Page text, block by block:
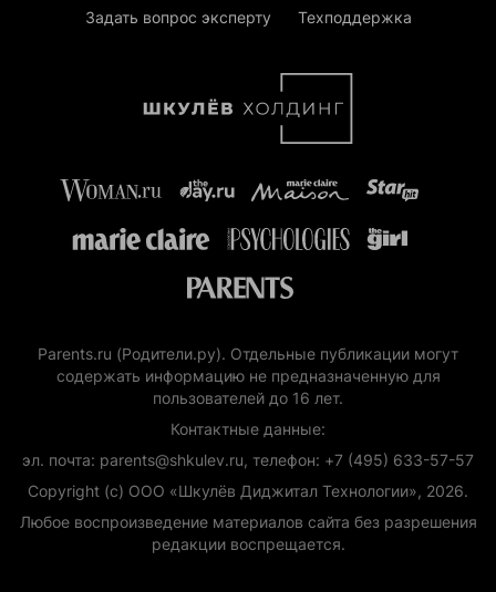
Задать вопрос эксперту
Техподдержка
Parents.ru (Родители.ру). Отдельные публикации могут
содержать информацию не предназначенную для
пользователей до 16 лет.
Контактные данные:
эл. почта: parents@shkulev.ru, телефон: +7 (495) 633-57-57
Copyright (с) ООО «Шкулёв Диджитал Технологии», 2026.
Любое воспроизведение материалов сайта без разрешения
редакции воспрещается.